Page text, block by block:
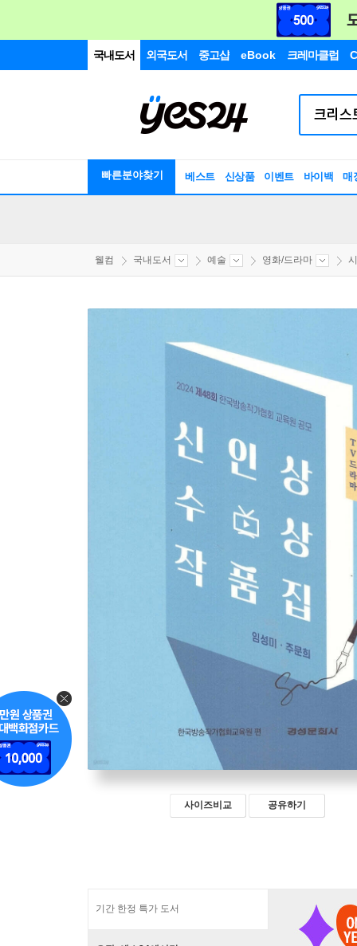
국내도서 외국도서 중고샵 eBook 크레마클럽
빠른분야찾기 베스트 신상품 이벤트 바이백 매
웰컴 국내도서 예술 영화/드라마
사이즈비교 공유하기
기간 한정 특가 도서